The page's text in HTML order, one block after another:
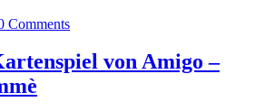
Comments
von Amigo –